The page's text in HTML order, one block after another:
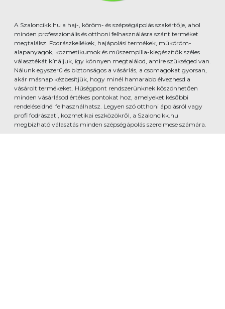
A Szaloncikk.hu a haj-, köröm- és szépségápolás szakértője, ahol
minden professzionális és otthoni felhasználásra szánt terméket
megtalálsz. Fodrászkellékek, hajápolási termékek, műköröm-
alapanyagok, kozmetikumok és műszempilla-kiegészítők széles
választékát kínáljuk, így könnyen megtalálod, amire szükséged van.
Nálunk egyszerű és biztonságos a vásárlás, a csomagokat gyorsan,
akár másnap kézbesítjük, hogy minél hamarabb élvezhesd a
vásárolt termékeket. Hűségpont rendszerünknek köszönhetően
minden vásárlásod értékes pontokat hoz, amelyeket későbbi
rendeléseidnél felhasználhatsz. Legyen szó otthoni ápolásról vagy
profi fodrászati, kozmetikai eszközökről, a Szaloncikk.hu
megbízható választás minden szépségápolás szerelmese számára.